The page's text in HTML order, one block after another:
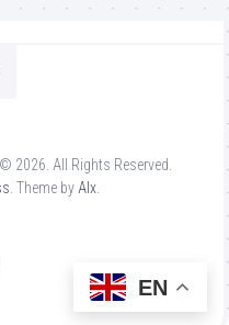
2026. All Rights Reserved.
. Theme by Alx.
EN